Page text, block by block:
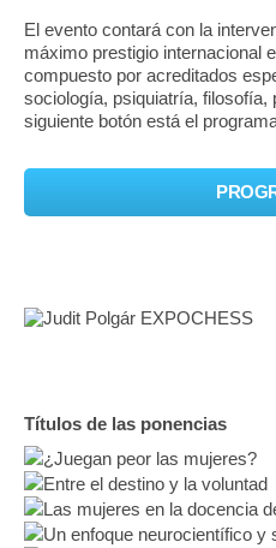
El evento contará con la
máximo prestigio internacional
compuesto por acreditados
sociología, psiquiatría, filosofía,
siguiente botón está el
Títulos de las ponencias
¿Juegan peor las mujeres?
Entre el destino y la voluntad
Las mujeres en la docencia
Un enfoque neurocientífico y